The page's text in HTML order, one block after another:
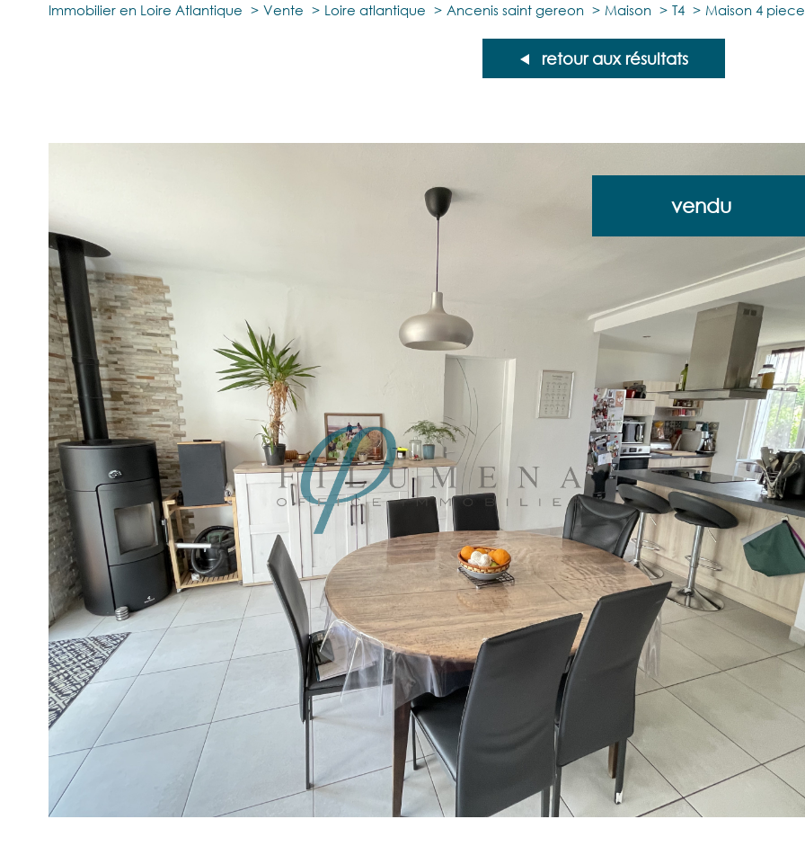
Immobilier en Loire Atlantique Vente Loire atlantique Ancenis saint gereon Maison T4 Maison 4
retour aux résultats
vendu